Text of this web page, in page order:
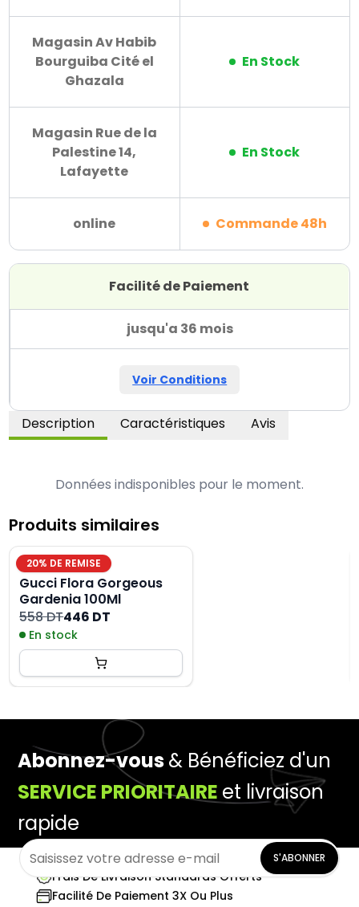
Magasin Av Habib
Bourguiba Cité el
Ghazala
En Stock
Magasin Rue de la
Palestine 14,
Lafayette
En Stock
online Commande 48h
Facilité de Paiement
jusqu'a 36 mois
Voir Conditions
Description Caractéristiques Avis
Données indisponibles pour le moment.
Produits similaires
20% DE REMISE
Gucci Flora Gorgeous
Gardenia 100Ml
558 DT446 DT
En stock
Abonnez-vous& Bénéficiez d'un
SERVICE PRIORITAIRE et livraison
rapide
S'ABONNER
Frais De Livraison Standards Offerts
Facilité De Paiement 3X Ou Plus